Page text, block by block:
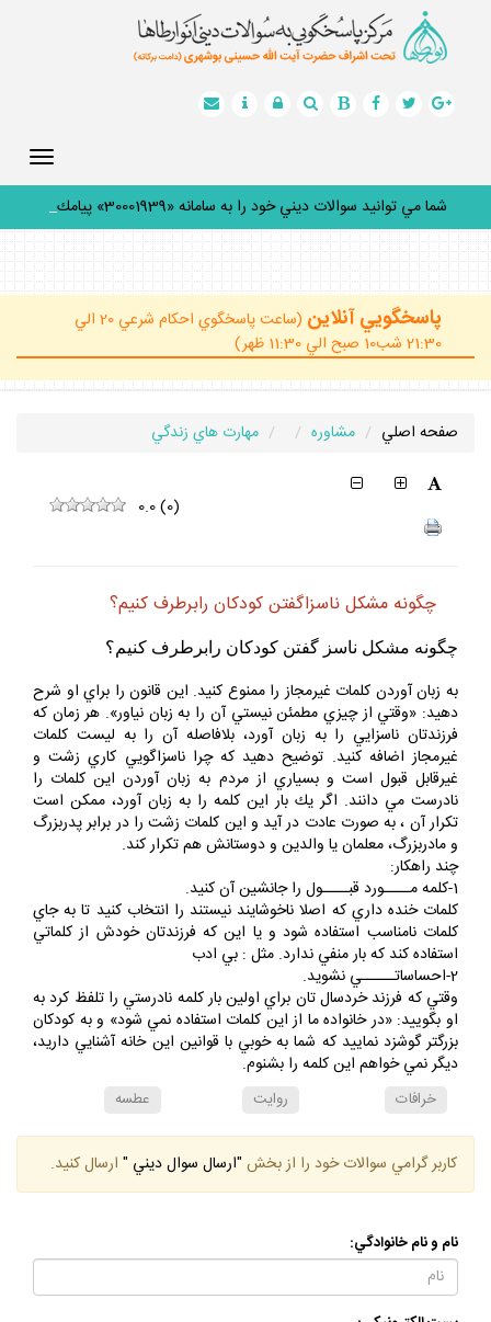
شما مي توانيد سوالات ديني خود را به سامانه «30001939» پيامك
ك_
پاسخگويي آنلاين
21:30 شب10 صبح الي 11:30 ظهر)
به زبان آوردن كلمات غيرمجاز را ممنوع كنيد. اين قانون را براي او شرح
دهيد: «وقتي از چيزي مطمئن نيستي آن را به زبان نياور». هر زمان كه
فرزندتان ناسزايي را به زبان آورد، بلافاصله آن را به ليست كلمات
غيرمجاز اضافه كنيد. توضيح دهيد كه چرا ناسزاگويي كاري زشت و
غيرقابل قبول است و بسياري از مردم به زبان آوردن اين كلمات را
نادرست مي دانند. اگر يك بار اين كلمه را به زبان آورد، ممكن است
تكرار آن ، به صورت عادت در آيد و اين كلمات زشت را در برابر پدربزرگ
و مادربزرگ، معلمان يا والدين و دوستانش هم تكرار كند.
چند راهكار:
1-كلمه مــــورد قبــــول را جانشين آن كنيد.
كلمات خنده داري كه اصلا ناخوشايند نيستند را انتخاب كنيد تا به جاي
كلمات نامناسب استفاده شود و يا اين كه فرزندتان خودش از كلماتي
استفاده كند كه بار منفي ندارد. مثل : بي ادب
2-احساساتـــــي نشويد.
وقتي كه فرزند خردسال تان براي اولين بار كلمه نادرستي را تلفظ كرد به
او بگوييد: «در خانواده ما از اين كلمات استفاده نمي شود» و به كودكان
بزرگتر گوشزد نماييد كه شما به خوبي با قوانين اين خانه آشنايي داريد،
ديگر نمي خواهم اين كلمه را بشنوم.
كاربر گرامي سوالات خود را از بخش"ارسال سوال ديني "ارسال كنيد.
نام و نام خانوادگي: